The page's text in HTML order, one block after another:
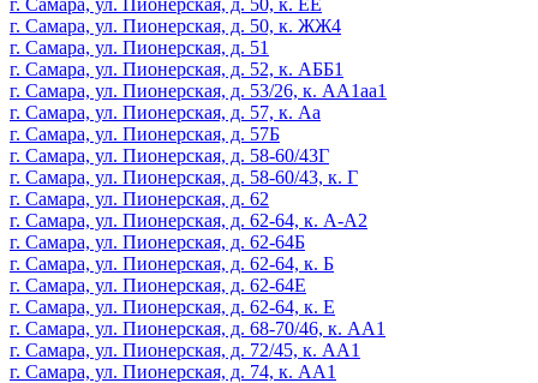
г. Самара, ул. Пионерская, д. 50, к. ЕЕ
г. Самара, ул. Пионерская, д. 50, к. ЖЖ4
г. Самара, ул. Пионерская, д. 51
г. Самара, ул. Пионерская, д. 52, к. АББ1
г. Самара, ул. Пионерская, д. 53/26, к. АА1аа1
г. Самара, ул. Пионерская, д. 57, к. Аа
г. Самара, ул. Пионерская, д. 57Б
г. Самара, ул. Пионерская, д. 58-60/43Г
г. Самара, ул. Пионерская, д. 58-60/43, к. Г
г. Самара, ул. Пионерская, д. 62
г. Самара, ул. Пионерская, д. 62-64, к. А-А2
г. Самара, ул. Пионерская, д. 62-64Б
г. Самара, ул. Пионерская, д. 62-64, к. Б
г. Самара, ул. Пионерская, д. 62-64Е
г. Самара, ул. Пионерская, д. 62-64, к. Е
г. Самара, ул. Пионерская, д. 68-70/46, к. АА1
г. Самара, ул. Пионерская, д. 72/45, к. АА1
г. Самара, ул. Пионерская, д. 74, к. АА1